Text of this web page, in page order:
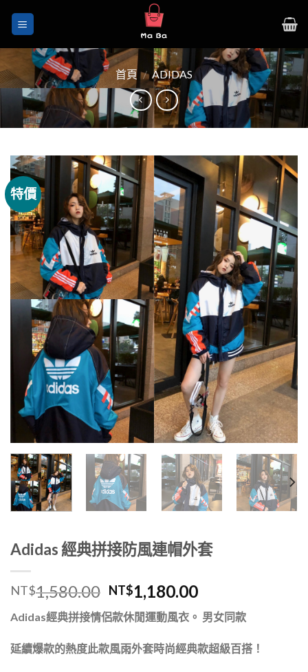
首頁 / ADIDAS
特價
Adidas 經典拼接防風連帽外套
NT$1,580.00 NT$1,180.00
Adidas經典拼接情侶款休閒運動風衣。 男女同款
延續爆款的熱度此款風雨外套時尚經典款超級百搭！